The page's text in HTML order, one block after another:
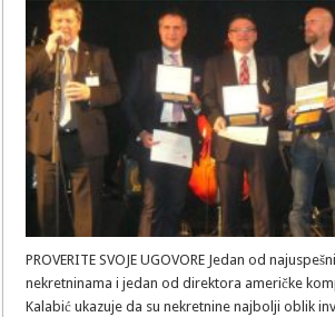
SVOJE
UGOVORE
PROVERITE SVOJE UGOVORE Jedan od
nekretninama i jedan od direktora američke
Kalabić ukazuje da su nekretnine najbolji oblik